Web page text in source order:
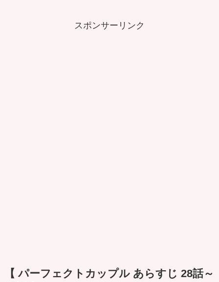
スポンサーリンク
【 パーフェクトカップル あらすじ 28話～